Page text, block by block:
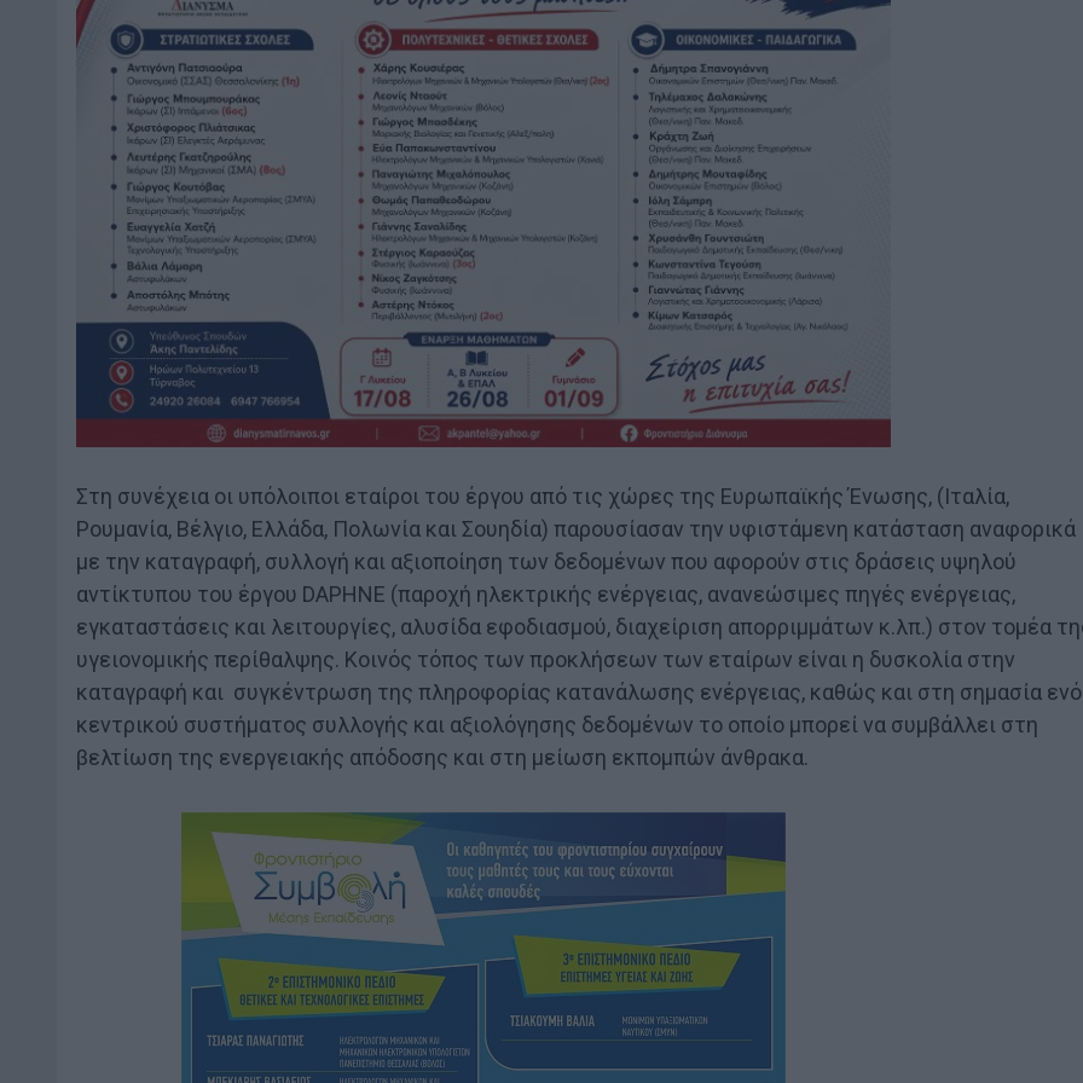
Στη συνέχεια οι υπόλοιποι εταίροι του έργου από τις χώρες της Ευρωπαϊκής Ένωσης, (Ιταλία,
Ρουμανία, Βέλγιο, Ελλάδα, Πολωνία και Σουηδία) παρουσίασαν την υφιστάμενη κατάσταση αναφορικά
με την καταγραφή, συλλογή και αξιοποίηση των δεδομένων που αφορούν στις δράσεις υψηλού
αντίκτυπου του έργου DAPHNE (παροχή ηλεκτρικής ενέργειας, ανανεώσιμες πηγές ενέργειας,
εγκαταστάσεις και λειτουργίες, αλυσίδα εφοδιασμού, διαχείριση απορριμμάτων κ.λπ.) στον τομέα
υγειονομικής περίθαλψης. Κοινός τόπος των προκλήσεων των εταίρων είναι η δυσκολία στην
καταγραφή και συγκέντρωση της πληροφορίας κατανάλωσης ενέργειας, καθώς και στη σημασία
κεντρικού συστήματος συλλογής και αξιολόγησης δεδομένων το οποίο μπορεί να συμβάλλει στη
βελτίωση της ενεργειακής απόδοσης και στη μείωση εκπομπών άνθρακα.